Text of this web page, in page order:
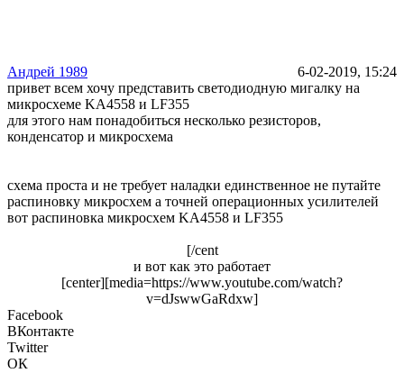
Андрей 1989
6-02-2019, 15:24
привет всем хочу представить светодиодную мигалку на
микросхеме KA4558 и LF355
для этого нам понадобиться несколько резисторов,
конденсатор и микросхема
схема проста и не требует наладки единственное не путайте
распиновку микросхем а точней операционных усилителей
вот распиновка микросхем KA4558 и LF355
[/cent
и вот как это работает
[center][media=https://www.youtube.com/watch?
v=dJswwGaRdxw]
Facebook
ВКонтакте
Twitter
ОК